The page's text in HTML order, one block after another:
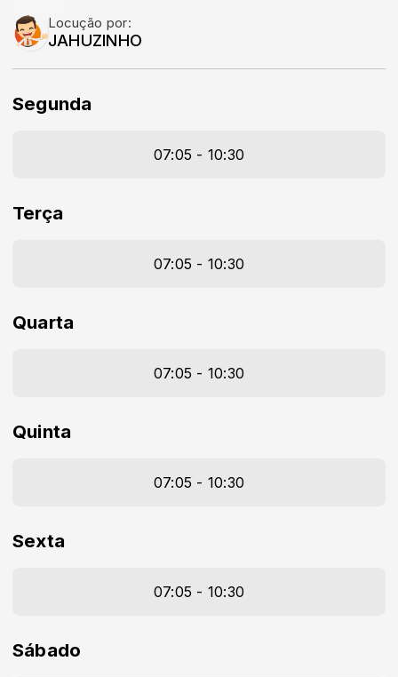
Locução por:
JAHUZINHO
Segunda
07:05 - 10:30
Terça
07:05 - 10:30
Quarta
07:05 - 10:30
Quinta
07:05 - 10:30
Sexta
07:05 - 10:30
Sábado